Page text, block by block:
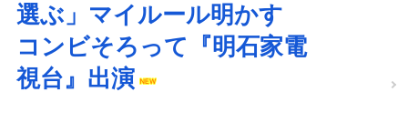
選ぶ」マイルール明かす
コンビそろって『明石家電
視台』出演